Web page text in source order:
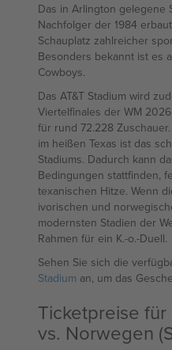
Das in Arlington gelegene
Nachfolger der 1984
Schauplatz zahlreicher
Besonders bekannt ist es
Cowboys.
Das AT&T Stadium wird
Viertelfinales der WM
für rund 72.228
im heißen Texas ist das
Stadiums. Dadurch kann
Bedingungen stattfinden,
texanischen Hitze. Wenn
ivorischen und
modernsten Stadien der
Rahmen für ein K.-o.-Duell.
Sehen Sie sich die
Stadium an, um das
Ticketpreise
vs. Norwegen